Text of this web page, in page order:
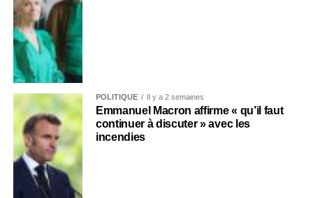
POLITIQUE Il y a 2 semaines
Emmanuel Macron affirme « qu’il faut
continuer à discuter » avec les
incendies